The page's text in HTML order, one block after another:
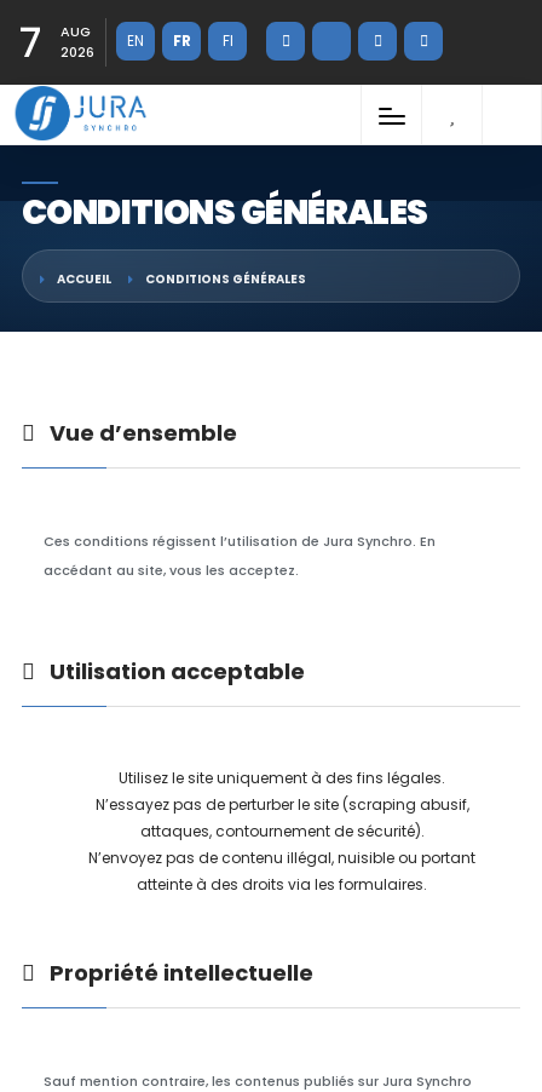
7
AUG
2026
EN FR FI
CONDITIONS GÉNÉRALES
ACCUEIL CONDITIONS GÉNÉRALES
Vue d’ensemble
Ces conditions régissent l’utilisation de Jura Synchro. En
accédant au site, vous les acceptez.
Utilisation acceptable
Utilisez le site uniquement à des fins légales.
N’essayez pas de perturber le site (scraping abusif,
attaques, contournement de sécurité).
N’envoyez pas de contenu illégal, nuisible ou portant
atteinte à des droits via les formulaires.
Propriété intellectuelle
Sauf mention contraire, les contenus publiés sur Jura Synchro